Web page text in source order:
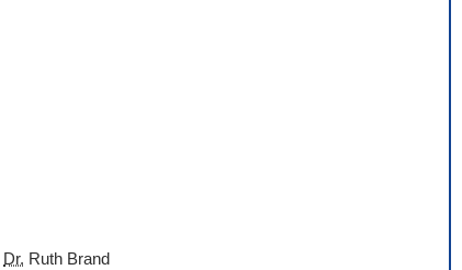
Dr. Ruth Brand